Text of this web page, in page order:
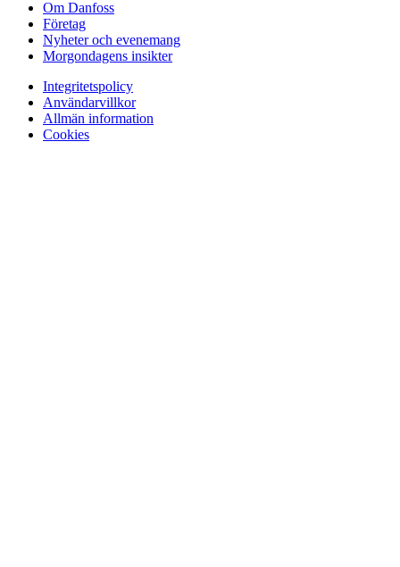
Om Danfoss
Företag
Nyheter och evenemang
Morgondagens insikter
Integritetspolicy
Användarvillkor
Allmän information
Cookies